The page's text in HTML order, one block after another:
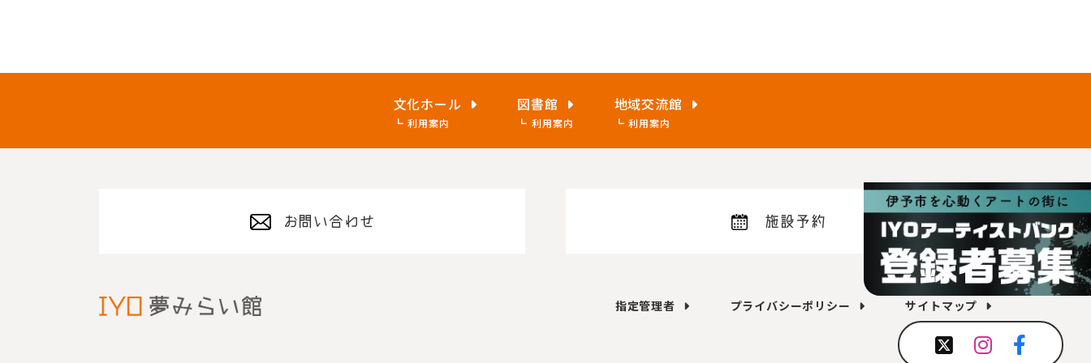
文化ホール
利用案内
図書館
利用案内
地域交流館
利用案内
お問い合わせ 施設予約
指定管理者 プライバシーポリシー サイトマップ